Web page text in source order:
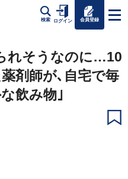
検索 ログイン 会員登録
れそうなのに…10
剤師が､自宅で毎
飲み物｣